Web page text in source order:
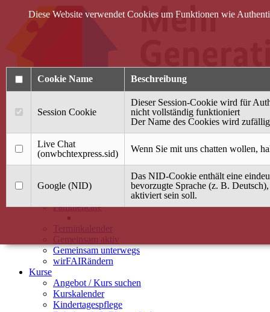
Anmelden
Startseite
Treffpunkt Jung & Alt
40 Jahre Mütterzentrum
Familiencafé
Terminkalender
Gemeinsam aktiv
Gemeinsam unterwegs
wirFAIRändern
Kurse
Angebot / Kurs suchen
Kurskalender
Kindertagespflege
Diese Website verwendet Cookies um Funktionen wie
Cookie Name Beschreibung
Session Cookie
Dieser Session-Cookie wird für
nicht vollständig funktioniert
Der Name des Cookies wird
Live Chat
(onwbchtexpress.sid)
Wenn Sie mit uns chatten wollen,
Google (NID)
Das NID-Cookie enthält eine
bevorzugte Sprache (z. B.
aktiviert sein soll.